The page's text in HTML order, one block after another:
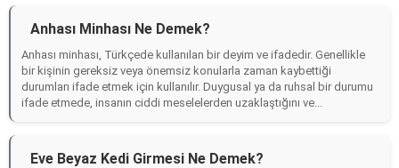
Anhası Minhası Ne Demek?
Anhası minhası, Türkçede kullanılan bir deyim ve ifadedir. Genellikle
bir kişinin gereksiz veya önemsiz konularla zaman kaybettiği
durumları ifade etmek için kullanılır. Duygusal ya da ruhsal bir durumu
ifade etmede, insanın ciddi meselelerden uzaklaştığını ve...
Eve Beyaz Kedi Girmesi Ne Demek?